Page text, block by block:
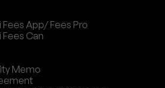
App/ Fees Pro
Can
Memo